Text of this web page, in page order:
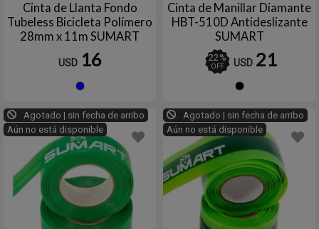
Cinta de Llanta Fondo
Tubeless Bicicleta Polímero
28mm x 11m SUMART
TOOLS
USD 16
Cinta de Manillar Diamante
HBT-510D Antideslizante
SUMART
22%
OFF USD 21
Agotado | sin fecha de arribo
Aún no está disponible
Agotado | sin fecha de arribo
Aún no está disponible